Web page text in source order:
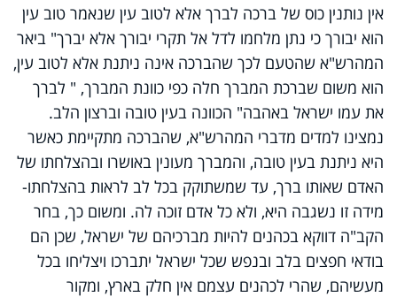
אין נותנין כוס של ברכה לברך אלא לטוב עין שנאמר טוב עין
הוא יבורך כי נתן מלחמו לדל אל תקרי יבורך אלא יברך" ביאר
המהרש"א שהטעם לכך שהברכה אינה ניתנת אלא לטוב עין,
הוא משום שברכת המברך חלה כפי כוונת המברך, " לברך
את עמו ישראל באהבה" הכוונה בעין טובה וברצון הלב.
נמצינו למדים מדברי המהרש"א, שהברכה מתקיימת כאשר
היא ניתנת בעין טובה, והמברך מעונין באושרו ובהצלחתו של
האדם שאותו ברך, עד שמשתוקק בכל לב לראות בהצלחתו-
מידה זו נשגבה היא, ולא כל אדם זוכה לה. ומשום כך, בחר
הקב"ה דווקא בכהנים להיות מברכיהם של ישראל, שכן הם
בודאי חפצים בלב ובנפש שכל ישראל יתברכו ויצליחו בכל
מעשיהם, שהרי לכהנים עצמם אין חלק בארץ, ומקור